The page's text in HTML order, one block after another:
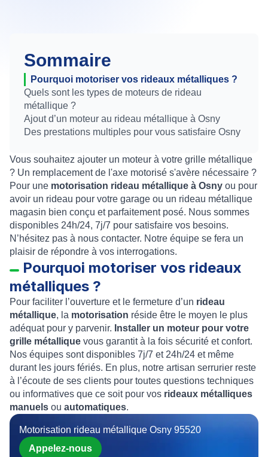
Sommaire
Pourquoi motoriser vos rideaux métalliques ?
Quels sont les types de moteurs de rideau
métallique ?
Ajout d’un moteur au rideau métallique à Osny
Des prestations multiples pour vous satisfaire Osny
Vous souhaitez ajouter un moteur à votre grille métallique
? Un remplacement de l'axe motorisé s'avère nécessaire ?
Pour une motorisation rideau métallique à Osny ou pour
avoir un rideau pour votre garage ou un rideau métallique
magasin bien conçu et parfaitement posé. Nous sommes
disponibles 24h/24, 7j/7 pour satisfaire vos besoins.
N’hésitez pas à nous contacter. Notre équipe se fera un
plaisir de répondre à vos interrogations.
Pourquoi motoriser vos rideaux
métalliques ?
Pour faciliter l’ouverture et le fermeture d’un rideau
métallique, la motorisation réside être le moyen le plus
adéquat pour y parvenir. Installer un moteur pour votre
grille métallique vous garantit à la fois sécurité et confort.
Nos équipes sont disponibles 7j/7 et 24h/24 et même
durant les jours fériés. En plus, notre artisan serrurier reste
à l’écoute de ses clients pour toutes questions techniques
ou informatives que ce soit pour vos rideaux métalliques
manuels ou automatiques.
Motorisation rideau métallique Osny 95520
Appelez-nous